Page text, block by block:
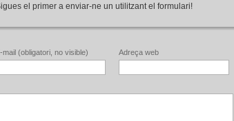
el primer a enviar-ne un utilitzant el formulari!
mail (obligatori, no visible) Adreça web